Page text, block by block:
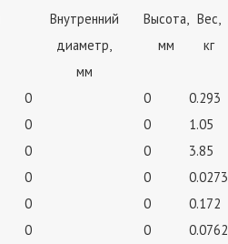
Внутренний
диаметр,
мм
Высота,
мм
Вес,
кг
0 0
0.293
0 0
1.05
0 0
3.85
0 0
0.0273
0 0
0.172
0 0
0.0762